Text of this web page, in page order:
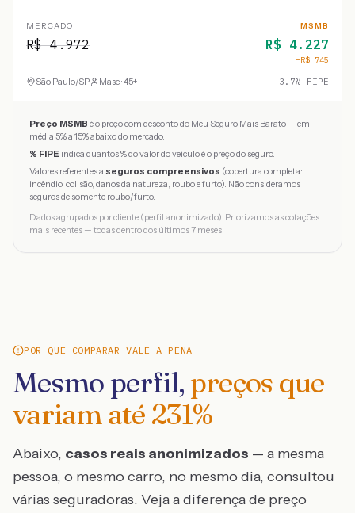
MERCADO
R$4.972
MSMB
R$ 4.227
−R$ 745
São Paulo/SP Masc · 45+ 3.7% FIPE
Preço MSMB é o preço com desconto do Meu Seguro Mais Barato — em
média 5% a 15% abaixo do mercado.
% FIPE indica quantos % do valor do veículo é o preço do seguro.
Valores referentes a seguros compreensivos (cobertura completa:
incêndio, colisão, danos da natureza, roubo e furto). Não consideramos
seguros de somente roubo/furto.
Dados agrupados por cliente (perfil anonimizado). Priorizamos as cotações
mais recentes — todas dentro dos últimos 7 meses.
POR QUE COMPARAR VALE A PENA
Mesmo perfil, preços que
variam até 231%
Abaixo, casos reais anonimizados — a mesma
pessoa, o mesmo carro, no mesmo dia, consultou
várias seguradoras. Veja a diferença de preço